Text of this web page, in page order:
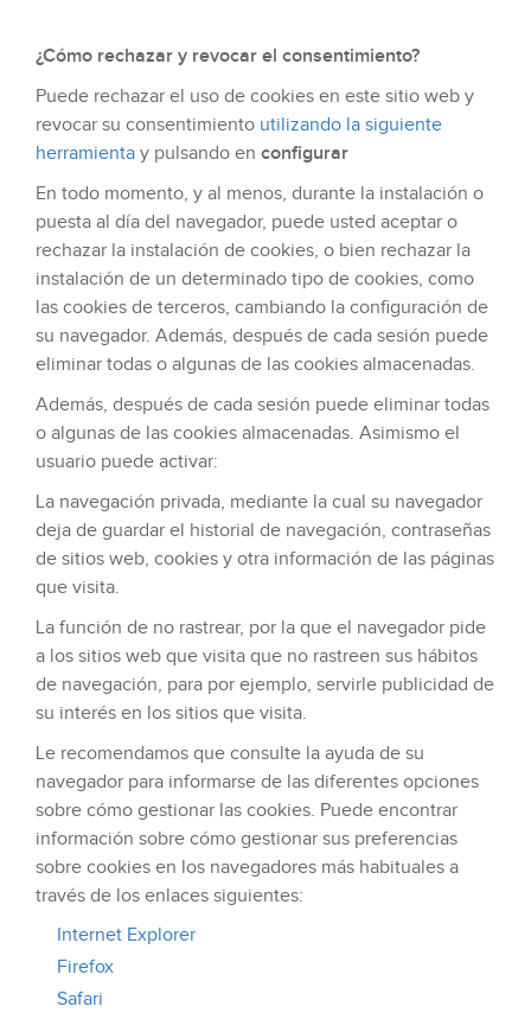
¿Cómo rechazar y revocar el consentimiento?
Puede rechazar el uso de cookies en este sitio web y
revocar su consentimiento utilizando la siguiente
herramienta y pulsando en configurar
En todo momento, y al menos, durante la instalación o
puesta al día del navegador, puede usted aceptar o
rechazar la instalación de cookies, o bien rechazar la
instalación de un determinado tipo de cookies, como
las cookies de terceros, cambiando la configuración de
su navegador. Además, después de cada sesión puede
eliminar todas o algunas de las cookies almacenadas.
Además, después de cada sesión puede eliminar todas
o algunas de las cookies almacenadas. Asimismo el
usuario puede activar:
La navegación privada, mediante la cual su navegador
deja de guardar el historial de navegación, contraseñas
de sitios web, cookies y otra información de las páginas
que visita.
La función de no rastrear, por la que el navegador pide
a los sitios web que visita que no rastreen sus hábitos
de navegación, para por ejemplo, servirle publicidad de
su interés en los sitios que visita.
Le recomendamos que consulte la ayuda de su
navegador para informarse de las diferentes opciones
sobre cómo gestionar las cookies. Puede encontrar
información sobre cómo gestionar sus preferencias
sobre cookies en los navegadores más habituales a
través de los enlaces siguientes:
Internet Explorer
Firefox
Safari